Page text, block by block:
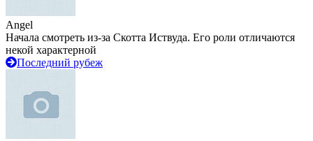
Angel
Начала смотреть из-за Скотта Иствуда. Его роли отличаются
некой характерной
Последний рубеж